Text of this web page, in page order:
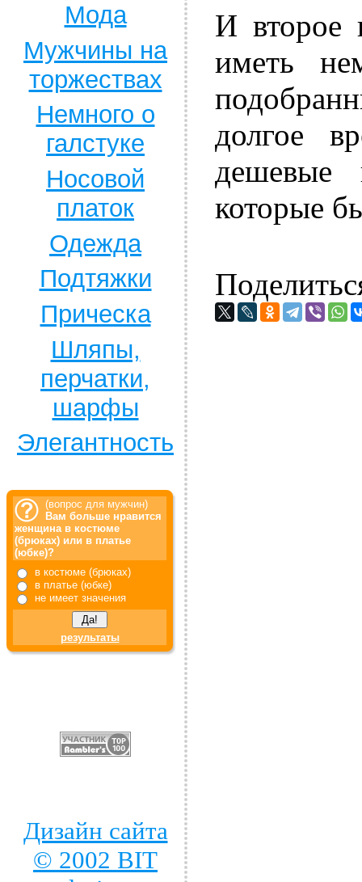
Мода
Мужчины на
торжествах
Немного о
галстуке
Носовой
платок
Одежда
Подтяжки
Прическа
Шляпы,
перчатки,
шарфы
Элегантность
(вопрос для мужчин)
Вам больше нравится
женщина в костюме
(брюках) или в платье
(юбке)?
в костюме (брюках)
в платье (юбке)
не имеет значения
результаты
И второе
иметь
долгое
дешевые
которые
Дизайн сайта
© 2002 BIT